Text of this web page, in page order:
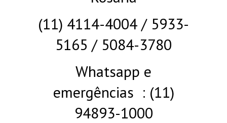
(11) 4114-4004 / 5933-
5165 / 5084-3780
Whatsapp e
emergências : (11)
94893-1000